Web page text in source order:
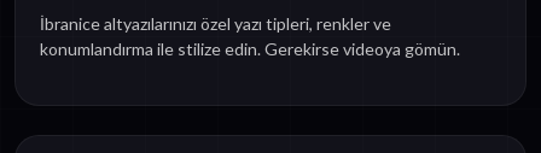
İbranice altyazılarınızı özel yazı tipleri, renkler ve
konumlandırma ile stilize edin. Gerekirse videoya gömün.